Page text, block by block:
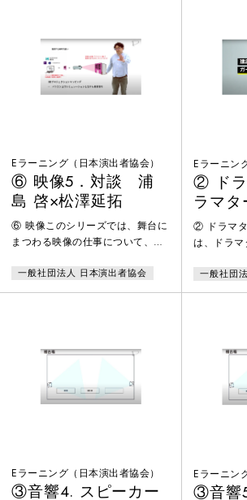
Eラーニング（日本演出者協会）
⑥ 映像5．対談 浦
島 啓×松澤延拓
⑥ 映像このシリーズでは、舞台に
まつわる映像の仕事について、講
す。舞台映像が登場してから約四
半世紀。比較的新しい業界のた
ため、情報は常に最先端が求めら
黎明期から現在に至るまで「どの
ようなマインドが舞台映像業界を
一般社団法人 日本演出者協会
Eラーニン
② ドラ
ラマタ
か
② ドラマ
は、ドラ
ます。聞
ターグ」
「ドラマ
など、知
ドライン
一般社団
Eラーニング（日本演出者協会）
③音響4. スピーカー
Eラーニン
③音響